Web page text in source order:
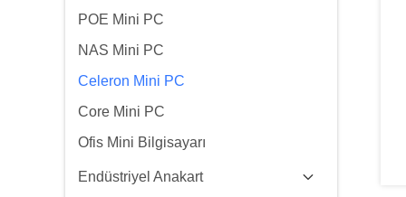
POE Mini PC
NAS Mini PC
Celeron Mini PC
Core Mini PC
Ofis Mini Bilgisayarı
Endüstriyel Anakart